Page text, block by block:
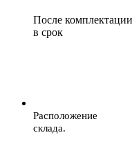
После
в срок
Расположение
склада.